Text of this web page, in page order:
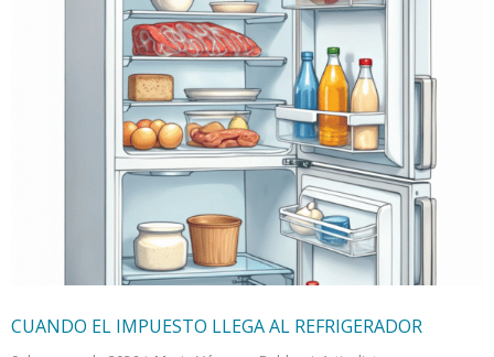
Democracia,elecciones,Partidos polìticos
Cuando quienes organizan las elecciones dependen del
poder político en turno para tener los recursos mínimos
necesarios para llevar a cabo su función constitucional,
no hay independencia genuina.
CUANDO EL IMPUESTO LLEGA AL REFRIGERADOR